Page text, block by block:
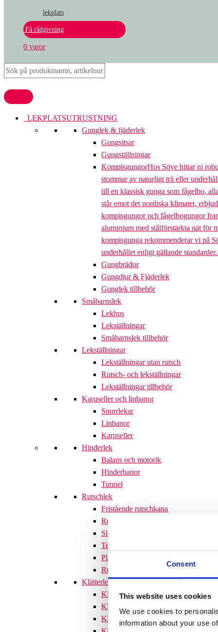
Consent
This website uses cookies
We use cookies to
information about your use
lekplats
Få rådgivning
0 varor
LEKPLATSUTRUSTNING
Gunglek & fjäderlek
Gungsitsar
Gungställningar
KompisgungorHos Söve hittar ni
stommar av naturligt trä eller
till en klassisk gunga som fågelbo,
står emot det nordiska klimatet,
kompisgungor och fågelbogungor
aluminium med stålförstärkta nät för
kompisgunga rekommenderar vi på
underhållet enligt gällande
Gungbrädor
Gungdjur & Fjäderlek
Gunglek tillbehör
Småbarnslek
Lekhus
Lekställningar
Småbarnslek tillbehör
Lekställningar
Lekställningar utan rutsch
Rutsch- och lekställningar
Lekställningar tillbehör
Karuseller och linbanor
Snurrlekar
Linbanor
Karuseller
Hinderlek
Balans och motorik
Hinderbanor
Tunnel
Rutschlek
Fristående rutschkana
Rutschkanor till lekställningar
Släntrutschkana
Terrängtrappor
Plattformar
Rutschlek tillbehör
Klätterlek
Klätterställningar
Klätterställning med rutschkana
Klätternät